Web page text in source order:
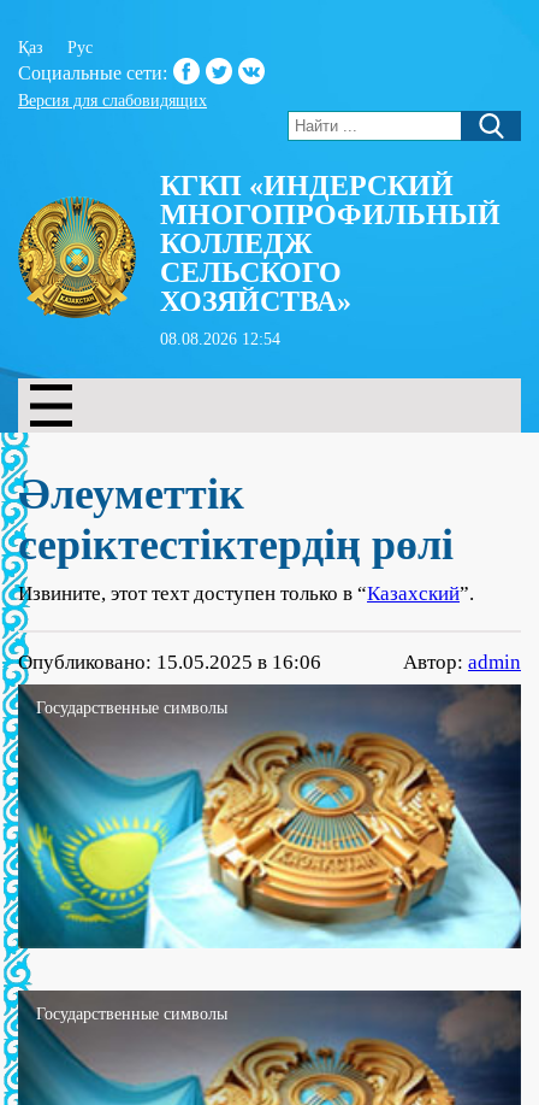
Қаз Рус
Социальные сети:
Версия для слабовидящих
КГКП «ИНДЕРСКИЙ
МНОГОПРОФИЛЬНЫЙ
КОЛЛЕДЖ
СЕЛЬСКОГО
ХОЗЯЙСТВА»
08.08.2026 12:54
Әлеуметтік
серіктестіктердің рөлі
Извините, этот техт доступен только в “Казахский”.
Опубликовано: 15.05.2025 в 16:06 Автор: admin
Государственные символы
Государственные символы